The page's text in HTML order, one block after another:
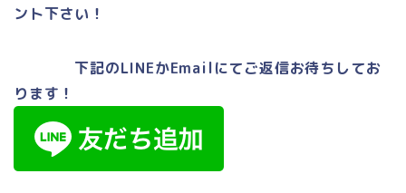
ント下さい！
下記のLINEかEmailにてご返信お待ちしてお
ります！